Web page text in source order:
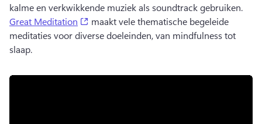
kalme en verkwikkende muziek als soundtrack gebruiken.
Great Meditation
(opens in a new tab)
maakt vele thematische begeleide
meditaties voor diverse doeleinden, van mindfulness tot
slaap.